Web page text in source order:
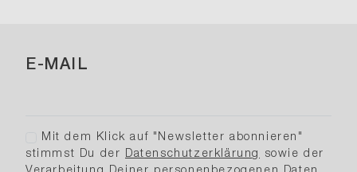
E-MAIL
Mit dem Klick auf "Newsletter abonnieren"
stimmst Du der
Datenschutzerklärung
sowie der